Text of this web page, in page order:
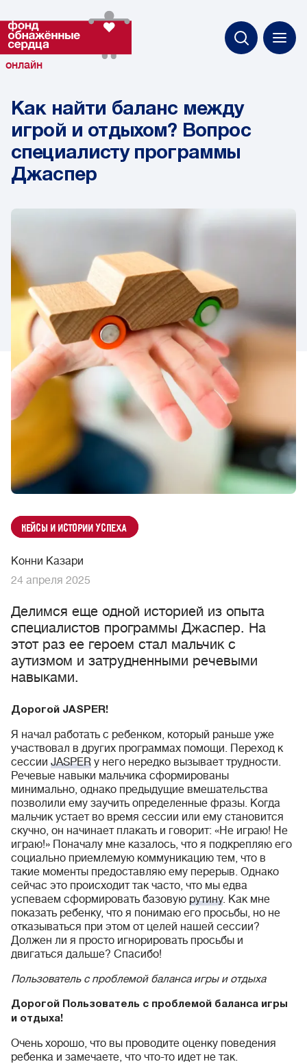
онлайн
Как найти баланс между
игрой и отдыхом? Вопрос
специалисту программы
Джаспер
Кейсы и истории успеха
Конни Казари
24 апреля 2025
Делимся еще одной историей из опыта
специалистов программы Джаспер. На
этот раз ее героем стал мальчик с
аутизмом и затрудненными речевыми
навыками.
Дорогой JASPER!
Я начал работать с ребенком, который раньше уже
участвовал в других программах помощи. Переход к
сессии JASPER у него нередко вызывает трудности.
Речевые навыки мальчика сформированы
минимально, однако предыдущие вмешательства
позволили ему заучить определенные фразы. Когда
мальчик устает во время сессии или ему становится
скучно, он начинает плакать и говорит: «Не играю! Не
играю!» Поначалу мне казалось, что я подкрепляю его
социально приемлемую коммуникацию тем, что в
такие моменты предоставляю ему перерыв. Однако
сейчас это происходит так часто, что мы едва
успеваем сформировать базовую рутину. Как мне
показать ребенку, что я понимаю его просьбы, но не
отказываться при этом от целей нашей сессии?
Должен ли я просто игнорировать просьбы и
двигаться дальше? Спасибо!
Пользователь с проблемой баланса игры и отдыха
Дорогой Пользователь с проблемой баланса игры
и отдыха!
Очень хорошо, что вы проводите оценку поведения
ребенка и замечаете, что что-то идет не так.